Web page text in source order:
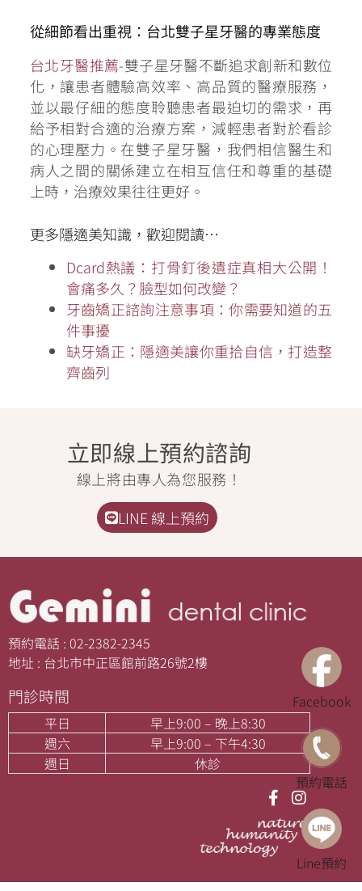
從細節看出重視：台北雙子星牙醫的專業態度
台北牙醫推薦-雙子星牙醫不斷追求創新和數位
化，讓患者體驗高效率、高品質的醫療服務，
並以最仔細的態度聆聽患者最迫切的需求，再
給予相對合適的治療方案，減輕患者對於看診
的心理壓力。在雙子星牙醫，我們相信醫生和
病人之間的關係建立在相互信任和尊重的基礎
上時，治療效果往往更好。
更多隱適美知識，歡迎閱讀…
Dcard熱議：打骨釘後遺症真相大公開！
會痛多久？臉型如何改變？
牙齒矯正諮詢注意事項：你需要知道的五
件事擾
缺牙矯正：隱適美讓你重拾自信，打造整
齊齒列
Facebook
預約電話
Line預約
立即線上預約諮詢
線上將由專人為您服務！
LINE 線上預約
預約電話 : 02-2382-2345
地址 : 台北市中正區館前路26號2樓
門診時間
平日
早上9:00 – 晚上8:30
週六
早上9:00 – 下午4:30
週日
休診